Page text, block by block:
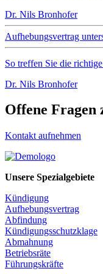
Dr. Nils Bronhofer
Aufhebungsvertrag
So treffen Sie die
Dr. Nils Bronhofer
Offene
Kontakt aufnehmen
Unsere Spezialgebiete
Kündigung
Aufhebungsvertrag
Abfindung
Kündigungsschutzklage
Abmahnung
Betriebsräte
Führungskräfte